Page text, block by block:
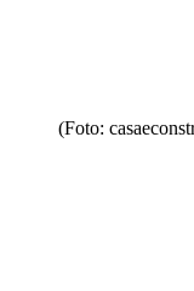
(Foto: